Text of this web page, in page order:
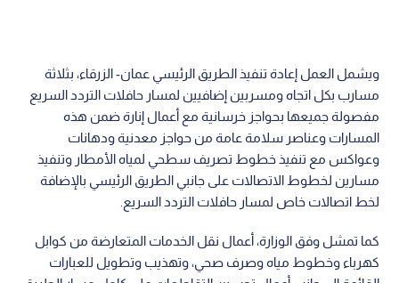
ويشمل العمل إعادة تنفيذ الطريق الرئيسي عمان- الزرقاء، بثلاثة
مسارب بكل اتجاه ومسربين إضافيين لمسار حافلات التردد السريع
مفصولة جميعها بحواجز خرسانية مع أعمال إنارة ضمن هذه
المسارات وعناصر سلامة عامة من حواجز معدنية ودهانات
وعواكس مع تنفيذ خطوط تصريف سطحي لمياه الأمطار وتنفيذ
مسارين لخطوط الاتصالات على جانبي الطريق الرئيسي بالإضافة
لخط اتصالات خاص لمسار حافلات التردد السريع.
كما تمشل وفق الوزارة، أعمال نقل الخدمات المتعارضة من كوابل
كهرباء وخطوط مياه وصرف صحي، وتهذيب وتطويل للعبارات